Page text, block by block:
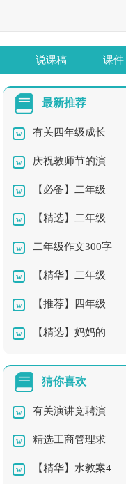
说课稿 课件
最新推荐
有关四年级成长
的作文3篇
庆祝教师节的演
讲稿 【必备】二年级
作文300字汇总7篇
【精选】二年级
钓鱼作文锦集7篇
二年级作文300字
汇编8篇【精华】二年级
的六一作文合集10篇
【推荐】四年级
成长的作文4篇
【精选】妈妈的
猜你喜欢
有关演讲竞聘演
讲稿模板集合五篇
精选工商管理求
职信3篇【精华】水教案4